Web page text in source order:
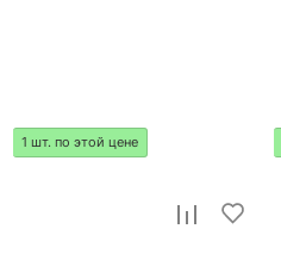
1 шт. по этой цене